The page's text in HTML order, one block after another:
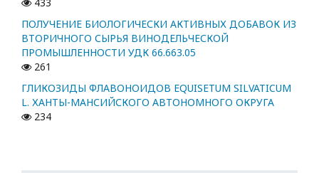
433
ПОЛУЧЕНИЕ БИОЛОГИЧЕСКИ АКТИВНЫХ ДОБАВОК ИЗ
ВТОРИЧНОГО СЫРЬЯ ВИНОДЕЛЬЧЕСКОЙ
ПРОМЫШЛЕННОСТИ УДК 66.663.05
261
ГЛИКОЗИДЫ ФЛАВОНОИДОВ EQUISETUM SILVATICUM
L. ХАНТЫ-МАНСИЙСКОГО АВТОНОМНОГО ОКРУГА
234